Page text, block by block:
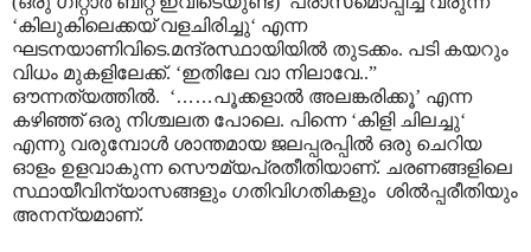
‘കിലുകിലെക്കയ് വളചിരിച്ചു‘ എന്ന
ഘടനയാണിവിടെ.മന്ദ്രസ്ഥായിയിൽ തുടക്കം. പടി കയറും
വിധം മുകളിലേക്ക്. ‘ഇതിലേ വാ നിലാവേ..”
ഔന്നത്യത്തിൽ. ‘……പൂക്കളാൽ അലങ്കരിക്കൂ’ എന്ന
കഴിഞ്ഞ് ഒരു നിശ്ചലത പോലെ. പിന്നെ ‘കിളി ചിലച്ചു‘
എന്നു വരുമ്പോൾ ശാന്തമായ ജലപ്പരപ്പിൽ ഒരു ചെറിയ
ഓളം ഉളവാകുന്ന സൌമ്യപ്രതീതിയാണ്. ചരണങ്ങളിലെ
സ്ഥായീവിന്യാസങ്ങളും ഗതിവിഗതികളും ശിൽ‌പ്പരീതിയും
അനന്യമാണ്.